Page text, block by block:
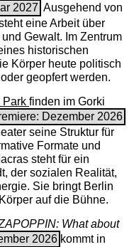
2027 Ausgehend von
eine Arbeit über
Gewalt. Im Zentrum
historischen
Körper heute politisch
geopfert werden.
Park finden im Gorki
Dezember 2026
seine Struktur für
Formate und
steht für ein
der sozialen Realität,
Sie bringt Berlin
auf die Bühne.
What about
2026 kommt in